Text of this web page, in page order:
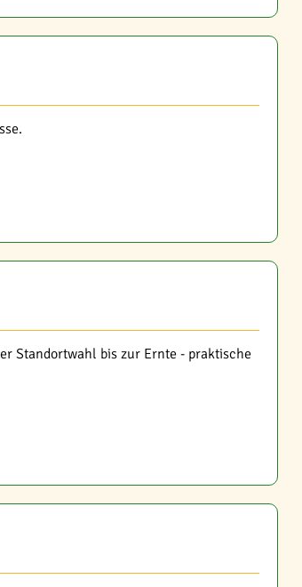
Standortwahl bis zur Ernte - praktische